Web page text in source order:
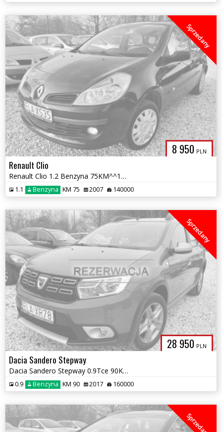
8 950 PLN
Sprzedany
Renault Clio
Renault Clio 1.2 Benzyna 75KM^^140 Tys.km^^Nowy rozrząd^^BDB^^Klima^^
1.1 Benzyna KM 75 2007 140000
28 950 PLN
Sprzedany
Dacia Sandero Stepway
Dacia Sandero Stepway 0.9Tce 90KM^^Nawigacja^^Półskóry^^Stan BDB^^2017
0.9 Benzyna KM 90 2017 160000
Sprzedany